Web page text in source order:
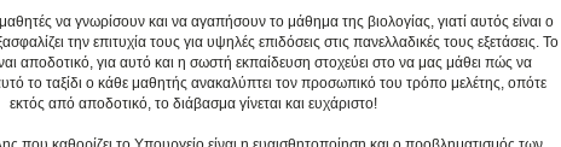
να γνωρίσουν και να αγαπήσουν το μάθημα της βιολογίας, γιατί αυτός είναι ο
την επιτυχία τους για υψηλές επιδόσεις στις πανελλαδικές τους εξετάσεις. Το
αποδοτικό, για αυτό και η σωστή εκπαίδευση στοχεύει στο να μας μάθει πώς να
το ταξίδι ο κάθε μαθητής ανακαλύπτει τον προσωπικό του τρόπο μελέτης, οπότε
εκτός από αποδοτικό, το διάβασμα γίνεται και ευχάριστο!